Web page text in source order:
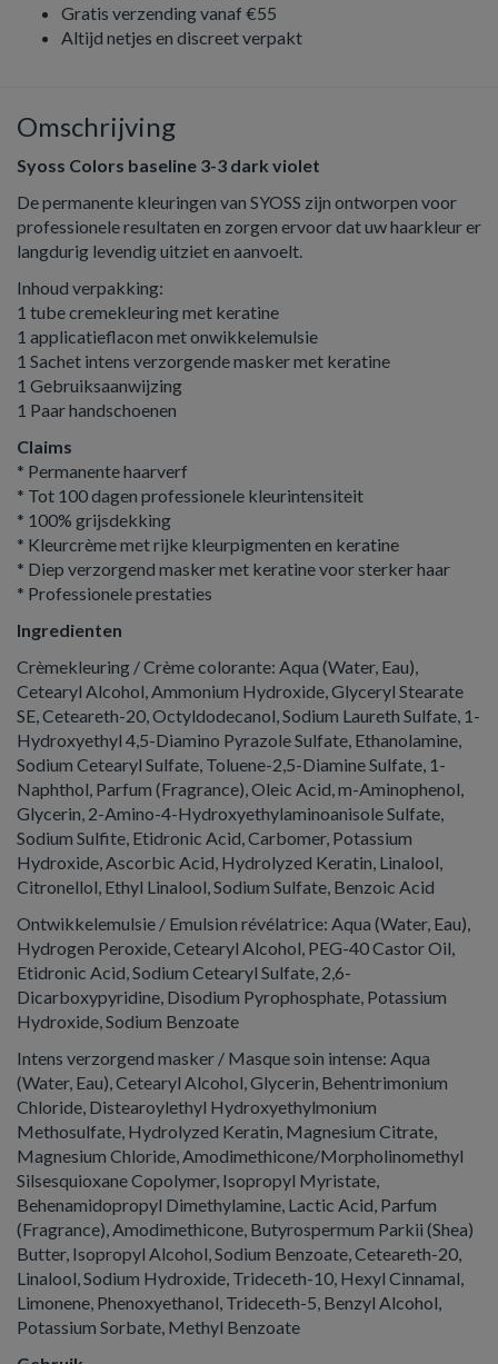
Gratis verzending vanaf €55
Altijd netjes en discreet verpakt
Omschrijving
Syoss Colors baseline 3-3 dark violet
De permanente kleuringen van SYOSS zijn ontworpen voor
professionele resultaten en zorgen ervoor dat uw haarkleur er
langdurig levendig uitziet en aanvoelt.
Inhoud verpakking:
1 tube cremekleuring met keratine
1 applicatieflacon met onwikkelemulsie
1 Sachet intens verzorgende masker met keratine
1 Gebruiksaanwijzing
1 Paar handschoenen
Claims
* Permanente haarverf
* Tot 100 dagen professionele kleurintensiteit
* 100% grijsdekking
* Kleurcrème met rijke kleurpigmenten en keratine
* Diep verzorgend masker met keratine voor sterker haar
* Professionele prestaties
Ingredienten
Crèmekleuring / Crème colorante: Aqua (Water, Eau),
Cetearyl Alcohol, Ammonium Hydroxide, Glyceryl Stearate
SE, Ceteareth-20, Octyldodecanol, Sodium Laureth Sulfate, 1-
Hydroxyethyl 4,5-Diamino Pyrazole Sulfate, Ethanolamine,
Sodium Cetearyl Sulfate, Toluene-2,5-Diamine Sulfate, 1-
Naphthol, Parfum (Fragrance), Oleic Acid, m-Aminophenol,
Glycerin, 2-Amino-4-Hydroxyethylaminoanisole Sulfate,
Sodium Sulfite, Etidronic Acid, Carbomer, Potassium
Hydroxide, Ascorbic Acid, Hydrolyzed Keratin, Linalool,
Citronellol, Ethyl Linalool, Sodium Sulfate, Benzoic Acid
Ontwikkel­emulsie / Emulsion révélatrice: Aqua (Water, Eau),
Hydrogen Peroxide, Cetearyl Alcohol, PEG-40 Castor Oil,
Etidronic Acid, Sodium Cetearyl Sulfate, 2,6-
Dicarboxypyridine, Disodium Pyrophosphate, Potassium
Hydroxide, Sodium Benzoate
Intens verzorgend masker / Masque soin intense: Aqua
(Water, Eau), Cetearyl Alcohol, Glycerin, Behentrimonium
Chloride, Distearoylethyl Hydroxyethylmonium
Methosulfate, Hydrolyzed Keratin, Magnesium Citrate,
Magnesium Chloride, Amodimethicone/Morpholinomethyl
Silsesquioxane Copolymer, Isopropyl Myristate,
Behenamidopropyl Dimethylamine, Lactic Acid, Parfum
(Fragrance), Amodimethicone, Butyrospermum Parkii (Shea)
Butter, Isopropyl Alcohol, Sodium Benzoate, Ceteareth-20,
Linalool, Sodium Hydroxide, Trideceth-10, Hexyl Cinnamal,
Limonene, Phenoxyethanol, Trideceth-5, Benzyl Alcohol,
Potassium Sorbate, Methyl Benzoate